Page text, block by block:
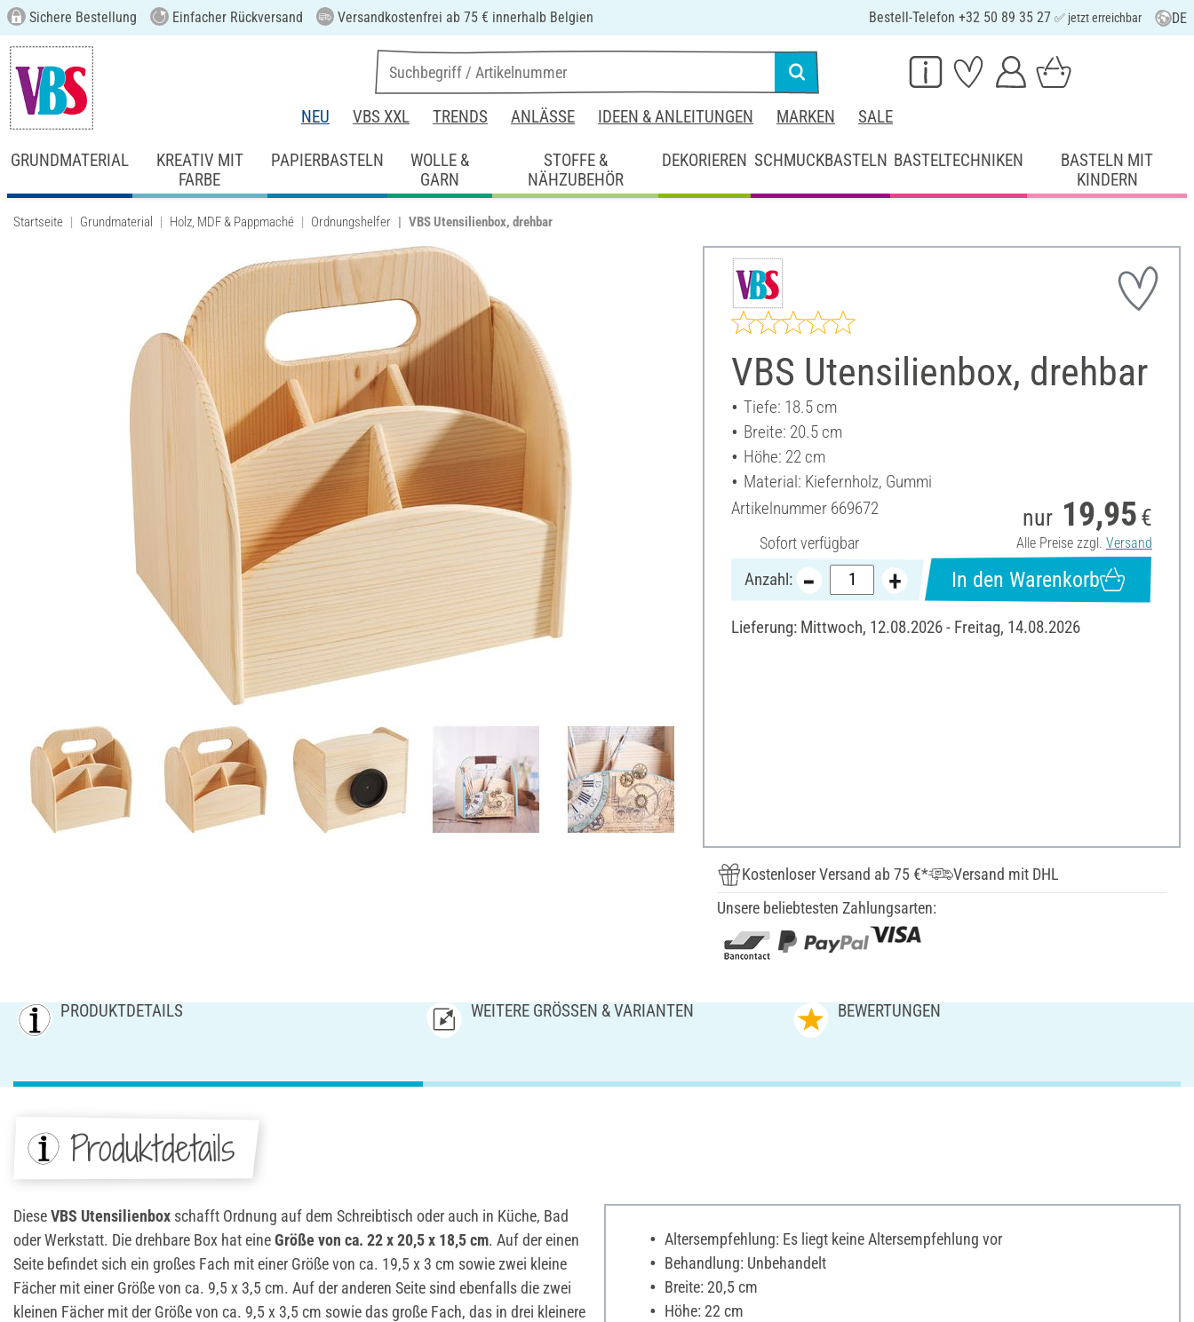
Sichere Bestellung Einfacher Rückversand Versandkostenfrei ab 75 € innerhalb Belgien Bestell-Telefon +32 50 89 35 27 ✅ jetzt erreichbar DE
NEU VBS XXL TRENDS ANLÄSSE IDEEN & ANLEITUNGEN MARKEN SALE
GRUNDMATERIAL
KREATIV MIT
FARBE
PAPIERBASTELN
WOLLE &
GARN
STOFFE &
NÄHZUBEHÖR
DEKORIEREN SCHMUCKBASTELN BASTELTECHNIKEN
BASTELN MIT
KINDERN
Startseite Grundmaterial Holz, MDF & Pappmaché Ordnungshelfer VBS Utensilienbox, drehbar
VBS Utensilienbox, drehbar
Tiefe: 18.5 cm
Breite: 20.5 cm
Höhe: 22 cm
Material: Kiefernholz, Gummi
Artikelnummer 669672
Sofort verfügbar
nur 19,95 €
Alle Preise zzgl. Versand
Anzahl: In den Warenkorb
Lieferung: Mittwoch, 12.08.2026 - Freitag, 14.08.2026
Kostenloser Versand ab 75 €*
Versand mit DHL
Unsere beliebtesten Zahlungsarten:
PRODUKTDETAILS WEITERE GRÖSSEN & VARIANTEN BEWERTUNGEN
Produktdetails
DieseVBS Utensilienbox schafft Ordnung auf dem Schreibtisch oder auch in Küche, Bad
oder Werkstatt. Die drehbare Box hat eineGröße von ca. 22 x 20,5 x 18,5 cm. Auf der einen
Seite befindet sich ein großes Fach mit einer Größe von ca. 19,5 x 3 cm sowie zwei kleine
Fächer mit einer Größe von ca. 9,5 x 3,5 cm. Auf der anderen Seite sind ebenfalls die zwei
kleinen Fächer mit der Größe von ca. 9,5 x 3,5 cm sowie das große Fach, das in drei kleinere
Altersempfehlung: Es liegt keine Altersempfehlung vor
Behandlung: Unbehandelt
Breite: 20,5 cm
Höhe: 22 cm